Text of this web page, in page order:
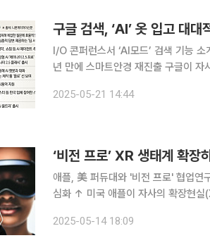
I/O 콘퍼런스서 ‘AI모드’ 검색 기능
년 만에 스마트안경 재진출 구글이 자사의 핵심 사업인 검색 엔진을 위협하는 인공지능(AI) 챗봇 물
자와 협업을 확대, 스마트안경 시장에
2025-05-21 14:44
‘비전 프로’ XR 생태계 확장
애플, 美 퍼듀대와 '비전 프로' 협업연
심화 ↑ 미국 애플이 자사의 확장현실(XR) 기기 ‘비전 프로’ 활용 범위를 넓히면서 생태계 확장에 적
다. 삼성전자 역시 하반기 XR 기기 출
2025-05-14 18:09